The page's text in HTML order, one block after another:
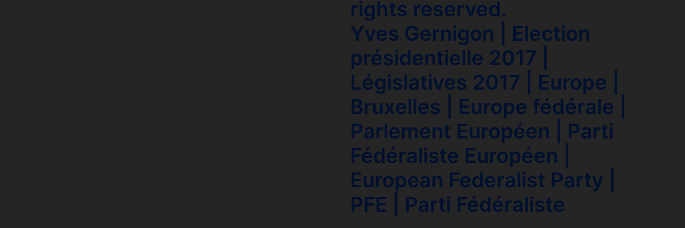
rights reserved.
Yves Gernigon | Election
présidentielle 2017 |
Législatives 2017 | Europe |
Bruxelles | Europe fédérale |
Parlement Européen | Parti
Fédéraliste Européen |
European Federalist Party |
PFE | Parti Fédéraliste